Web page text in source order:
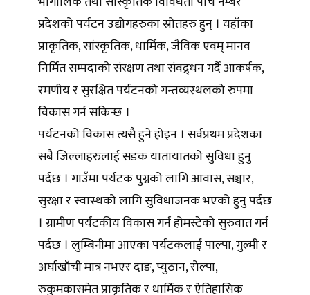
प्रदेशको पर्यटन उद्योगहरुका स्रोतहरु हुन् । यहाँका
प्राकृतिक, सांस्कृतिक, धार्मिक, जैविक एवम् मानव
निर्मित सम्पदाको संरक्षण तथा संवद्र्धन गर्दै आकर्षक,
रमणीय र सुरक्षित पर्यटनको गन्तव्यस्थलको रुपमा
विकास गर्न सकिन्छ ।
पर्यटनको विकास त्यसै हुने होइन । सर्वप्रथम प्रदेशका
सबै जिल्लाहरुलाई सडक यातायातको सुविधा हुनु
पर्दछ । गाउँमा पर्यटक पुग्नको लागि आवास, सञ्चार,
सुरक्षा र स्वास्थको लागि सुविधाजनक भएको हुनु पर्दछ
। ग्रामीण पर्यटकीय विकास गर्न होमस्टेको सुरुवात गर्न
पर्दछ । लुम्बिनीमा आएका पर्यटकलाई पाल्पा, गुल्मी र
अर्घाखाँची मात्र नभएर दाङ, प्युठान, रोल्पा,
रुकुमकासमेत प्राकृतिक र धार्मिक र ऐतिहासिक